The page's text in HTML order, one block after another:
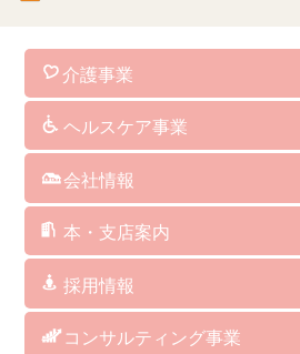
介護事業
訪問介護
通所介護
認知症対応型共同生活介護
小規模多機能型居宅介護
看護小規模多機能型居宅介護
訪問看護
介護予防サービス
総合支援事業
居宅介護支援
障がい者総合支援サービス
福祉用具･レンタル･販売
保険外･自費サービス
ヘルスケア事業
介護ソフト
介護予防マシン
ＢＡＳＹＳ（歩行改善機器）
ＡＥＤ（自動体外式除細動器）
人工炭酸泉
シャワーキャリー
ケアリングの杖
クッション
パルスオキシメーター
会社情報
社長からのメッセージ
企業理念
経営方針・取り組み
企業概要・沿革
指定・委託業務・講演講師等実績
アクセス
サイトマップ
サイトポリシー
本・支店案内
福岡本社/福岡支店
博多支店
筥崎支店
城南支店
福岡西支店
西福岡支店
北九州支店
中津支店
関連会社 アグレコジャパン(株)
関連会社 RICHES
採用情報
訪問介護サービス
デイサービス
居宅介護支援
グループホーム／小規模多機能／看
訪問看護ステーション
ヘルスケア事業部
総務・経理
コンサルティング事業